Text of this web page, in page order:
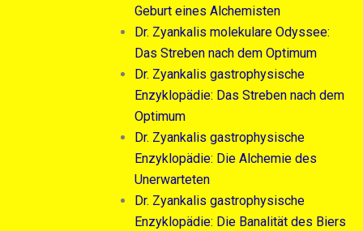
Geburt eines Alchemisten
Dr. Zyankalis molekulare Odyssee:
Das Streben nach dem Optimum
Dr. Zyankalis gastrophysische
Enzyklopädie: Das Streben nach dem
Optimum
Dr. Zyankalis gastrophysische
Enzyklopädie: Die Alchemie des
Unerwarteten
Dr. Zyankalis gastrophysische
Enzyklopädie: Die Banalität des Biers